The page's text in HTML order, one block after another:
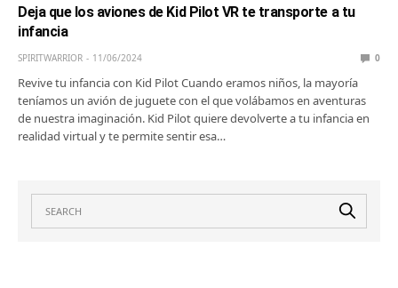
Deja que los aviones de Kid Pilot VR te transporte a tu
infancia
SPIRITWARRIOR 11/06/2024 0
Revive tu infancia con Kid Pilot Cuando eramos niños, la mayoría
teníamos un avión de juguete con el que volábamos en aventuras
de nuestra imaginación. Kid Pilot quiere devolverte a tu infancia en
realidad virtual y te permite sentir esa…